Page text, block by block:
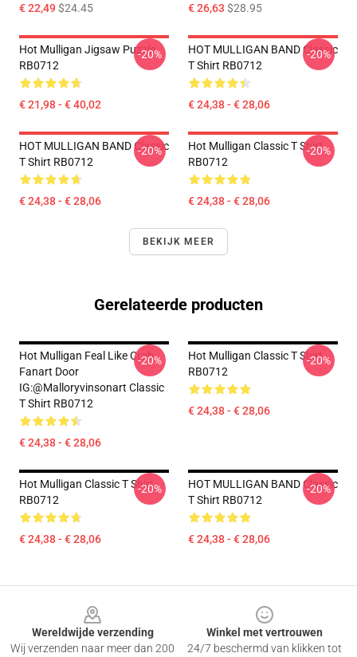
€ 22,49$24.45 € 26,63 $28.95
Hot Mulligan Jigsaw Puzzle
RB0712
€ 21,98 - € 40,02
-20%
HOT MULLIGAN BAND Classic
T Shirt RB0712
€ 24,38 - € 28,06
-20%
HOT MULLIGAN BAND Classic
T Shirt RB0712
€ 24,38 - € 28,06
-20%
Hot Mulligan Classic T Shirt
RB0712
€ 24,38 - € 28,06
-20%
BEKIJK MEER
Gerelateerde producten
Hot Mulligan Feal Like Crab
Fanart Door
IG:@malloryvinsonart Classic
T Shirt RB0712
€ 24,38 - € 28,06
-20%
Hot Mulligan Classic T Shirt
RB0712
€ 24,38 - € 28,06
-20%
Hot Mulligan Classic T Shirt
RB0712
€ 24,38 - € 28,06
-20%
HOT MULLIGAN BAND Classic
T Shirt RB0712
€ 24,38 - € 28,06
-20%
Wereldwijde verzending
Wij verzenden naar meer dan 200
Winkel met vertrouwen
24/7 beschermd van klikken tot